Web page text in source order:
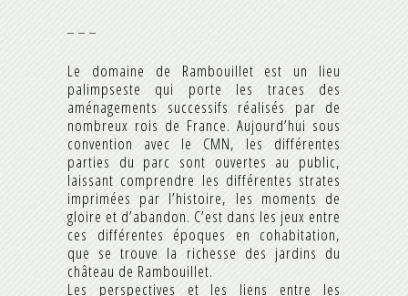
Le domaine de Rambouillet est un lieu
palimpseste qui porte les traces des
aménagements successifs réalisés par de
nombreux rois de France. Aujourd’hui sous
convention avec le CMN, les différentes
parties du parc sont ouvertes au public,
laissant comprendre les différentes strates
imprimées par l’histoire, les moments de
gloire et d’abandon. C’est dans les jeux entre
ces différentes époques en cohabitation,
que se trouve la richesse des jardins du
château de Rambouillet.
Les perspectives et les liens entre les